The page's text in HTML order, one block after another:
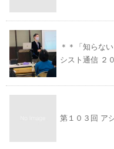
＊＊「知らな
シスト通信 ２
第１０３回 ア